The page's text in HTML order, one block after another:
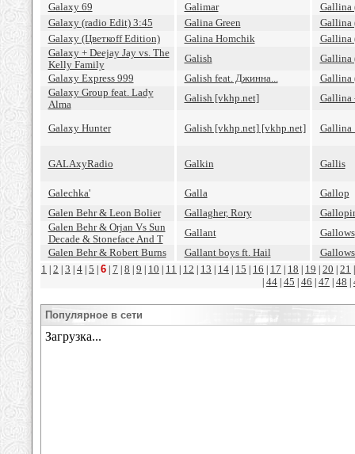
Galaxy 69
Galimar
Gallina
Galaxy (radio Edit) 3:45
Galina Green
Gallina
Galaxy (Цветкоff Edition)
Galina Homchik
Gallina
Galaxy + Deejay Jay vs. The
Kelly Family
Galish
Gallina
Galaxy Express 999
Galish feat. Джинна...
Gallina
Galaxy Group feat. Lady
Alma
Galish [vkhp.net] Gallina
Galaxy Hunter Galish [vkhp.net] [vkhp.net]
GALAxyRadio Galkin Gallis
Galechka' Galla
Gallop
Galen Behr & Leon Bolier
Gallagher, Rory
Galen Behr & Orjan Vs Sun
Decade & Stoneface And T
Gallant
Gallows
Galen Behr & Robert Burns
Gallant boys ft. Hail
1 2 3 4 5 6 7 8 9 10 11 12 13 14 15 16 17 18 19 20 21
44 45 46 47 48
Популярное в сети